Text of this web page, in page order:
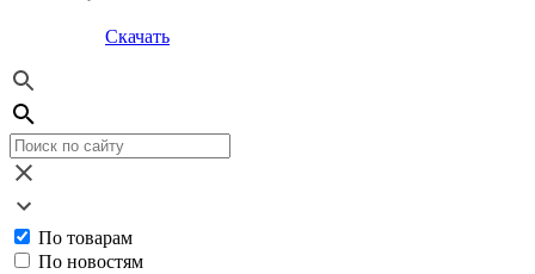
Скачать
По товарам
По новостям